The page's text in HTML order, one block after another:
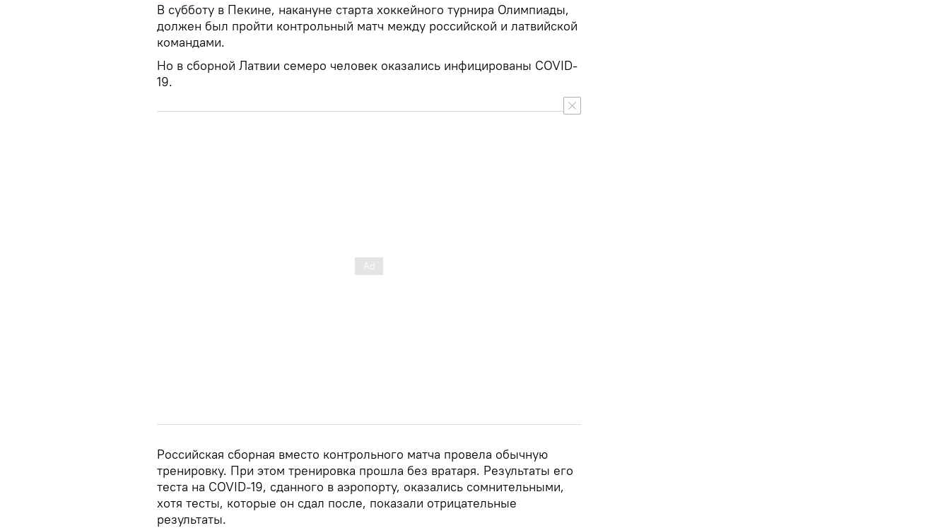
В субботу в Пекине, накануне старта хоккейного турнира Олимпиады,
должен был пройти контрольный матч между российской и латвийской
командами.
Но в сборной Латвии семеро человек оказались инфицированы COVID-
19.
Российская сборная вместо контрольного матча провела обычную
тренировку. При этом тренировка прошла без вратаря. Результаты его
теста на COVID-19, сданного в аэропорту, оказались сомнительными,
хотя тесты, которые он сдал после, показали отрицательные
результаты.